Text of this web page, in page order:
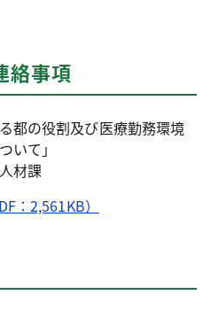
絡事項
都の役割及び医療勤務環境
いて」
材課
：2,561KB）